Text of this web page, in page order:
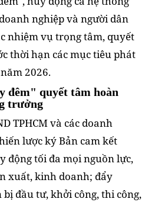
nghiệp và người dân
nhiệm vụ trọng tâm, quyết
thời hạn các mục tiêu phát
2026.
đêm" quyết tâm hoàn
trưởng
TPHCM và các doanh
lược ký Bản cam kết
động tối đa mọi nguồn lực,
xuất, kinh doanh; đẩy
đầu tư, khởi công, thi công,